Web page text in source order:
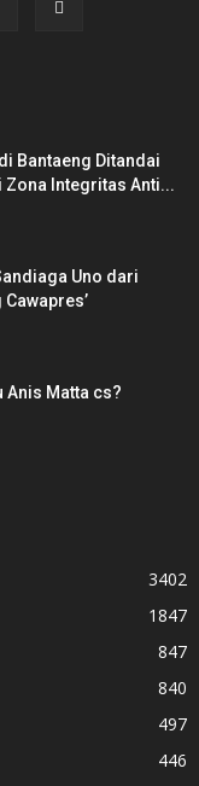
Bantaeng Ditandai
Zona Integritas Anti...
Uno dari
Anis Matta cs?
3402
1847
847
840
497
446